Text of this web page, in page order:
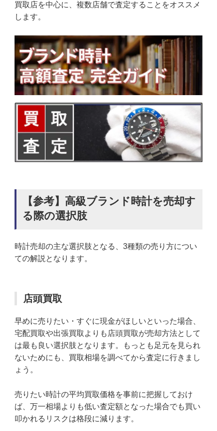
買取店を中心に、複数店舗で査定することをオススメ
します。
【参考】高級ブランド時計を売却す
る際の選択肢
時計売却の主な選択肢となる、3種類の売り方につい
ての解説となります。
店頭買取
早めに売りたい・すぐに現金がほしいといった場合、
宅配買取や出張買取よりも店頭買取が売却方法として
は最も良い選択肢となります。もっとも足元を見られ
ないためにも、買取相場を調べてから査定に行きまし
ょう。
売りたい時計の平均買取価格を事前に把握しておけ
ば、万一相場よりも低い査定額となった場合でも買い
叩かれるリスクは格段に減ります。